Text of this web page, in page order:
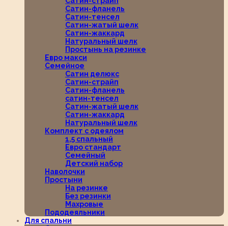
Сатин-фланель
Сатин-тенсел
Сатин-жатый шелк
Сатин-жаккард
Натуральный шелк
Простынь на резинке
Евро макси
Семейное
Сатин делюкс
Сатин-страйп
Сатин-фланель
сатин-тенсел
Сатин-жатый шелк
Сатин-жаккард
Натуральный шелк
Комплект с одеялом
1,5 спальный
Евро стандарт
Семейный
Детский набор
Наволочки
Простыни
На резинке
Без резинки
Махровые
Пододеяльники
Для спальни